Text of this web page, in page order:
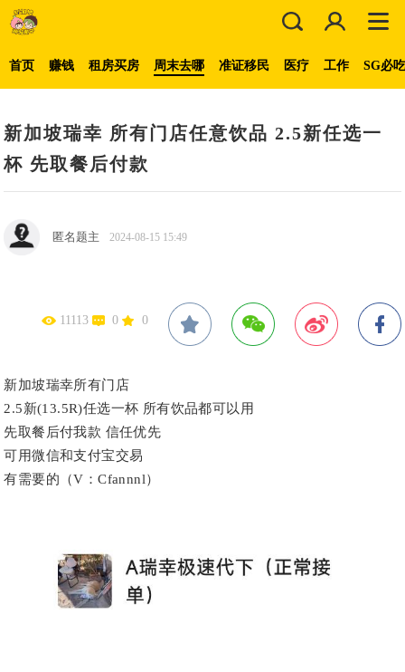
首页 赚钱 租房买房 周末去哪 准证移民 医疗 工作 SG必
新加坡瑞幸 所有门店任意饮品 2.5新任选一
杯 先取餐后付款
匿名题主 2024-08-15 15:49
11113 0 0
新加坡瑞幸所有门店
2.5新(13.5R)任选一杯 所有饮品都可以用
先取餐后付我款 信任优先
可用微信和支付宝交易
有需要的（V：Cfannnl）